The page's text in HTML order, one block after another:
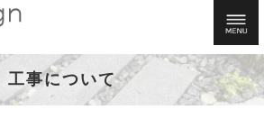
工事について